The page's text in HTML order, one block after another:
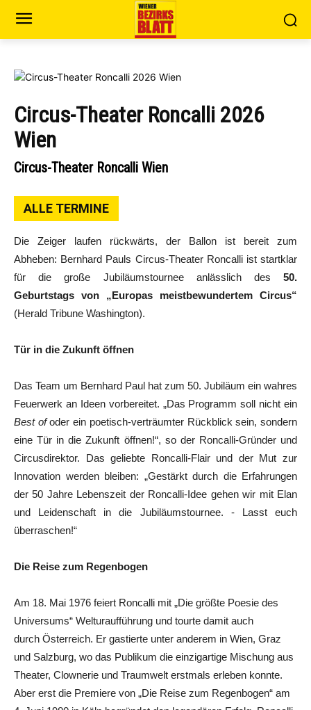
Circus-Theater Roncalli 2026
Wien
Circus-Theater Roncalli Wien
ALLE TERMINE
Die Zeiger laufen rückwärts, der Ballon ist bereit zum
Abheben: Bernhard Pauls Circus-Theater Roncalli ist startklar
für die große Jubiläumstournee anlässlich des 50.
Geburtstags von „Europas meistbewundertem Circus“
(Herald Tribune Washington).
Tür in die Zukunft öffnen
Das Team um Bernhard Paul hat zum 50. Jubiläum ein wahres
Feuerwerk an Ideen vorbereitet. „Das Programm soll nicht ein
Best ofoder ein poetisch-verträumter Rückblick sein, sondern
eine Tür in die Zukunft öffnen!“, so der Roncalli-Gründer und
Circusdirektor. Das geliebte Roncalli-Flair und der Mut zur
Innovation werden bleiben: „Gestärkt durch die Erfahrungen
der 50 Jahre Lebenszeit der Roncalli-Idee gehen wir mit Elan
und Leidenschaft in die Jubiläumstournee. - Lasst euch
überraschen!“
Die Reise zum Regenbogen
Am 18. Mai 1976 feiert Roncalli mit „Die größte Poesie des
Universums“ Welturaufführung und tourte damit auch
durch Österreich. Er gastierte unter anderem in Wien, Graz
und Salzburg, wo das Publikum die einzigartige Mischung aus
Theater, Clownerie und Traumwelt erstmals erleben konnte.
Aber erst die Premiere von „Die Reise zum Regenbogen“ am